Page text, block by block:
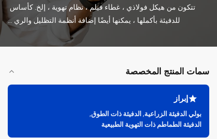
للدفيئة بأكملها ، يمكنها أيضًا إضافة أنظمة التظليل والري ...
سمات المنتج المخصصة
إبراز
بولي الدفيئة الزراعية, الدفيئة ذات الطوق,
الدفيئة الطماطم ذات التهوية الطبيعية